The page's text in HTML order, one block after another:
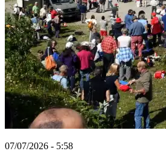
07/07/2026 - 5:58